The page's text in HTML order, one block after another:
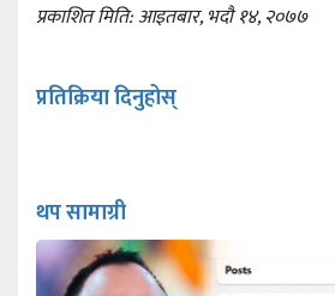
प्रकाशित मिति: आइतबार, भदौ १४, २०७७
प्रतिक्रिया दिनुहोस्
थप सामाग्री